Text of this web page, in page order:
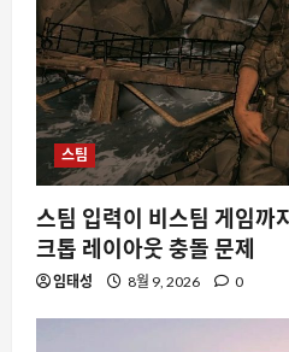
스팀
스팀 입력이 비스팀 게임까
크톱 레이아웃 충돌 문제
임태성 8월 9, 2026 0